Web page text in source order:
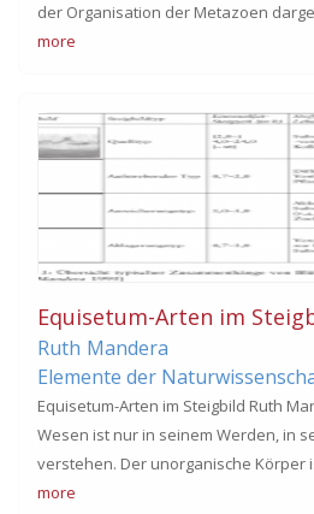
der Organisation der Metazoen
more
Equisetum-Arten im
Ruth Mandera
Elemente der
Equisetum-Arten im Steigbild Ruth
Wesen ist nur in seinem Werden, in
verstehen. Der unorganische Körper
more